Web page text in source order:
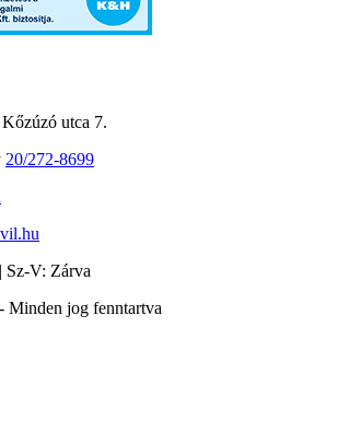
utca 7.
20/272-8699
Sz-V: Zárva
jog fenntartva